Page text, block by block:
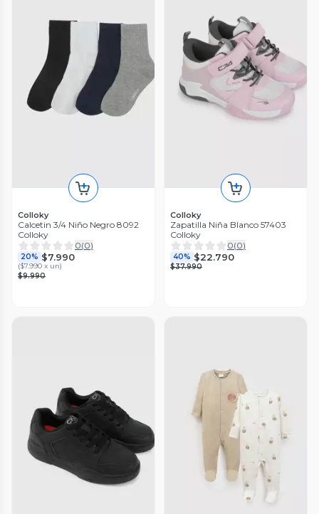
Colloky
Calcetin 3/4 Niño Negro 8092
Colloky
0(0)
20% $7.990
($7.990 x un)
$9.990
Colloky
Zapatilla Niña Blanco 57403
Colloky
0(0)
40% $22.790
$37.990